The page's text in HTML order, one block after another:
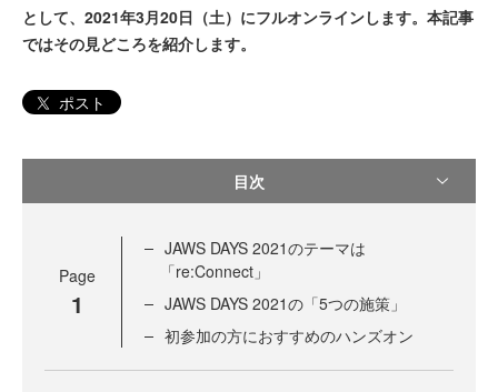
として、2021年3月20日（土）にフルオンラインします。本記事
ではその見どころを紹介します。
ポスト
目次
Page
1
JAWS DAYS 2021のテーマは
「re:Connect」
JAWS DAYS 2021の「5つの施策」
初参加の方におすすめのハンズオン